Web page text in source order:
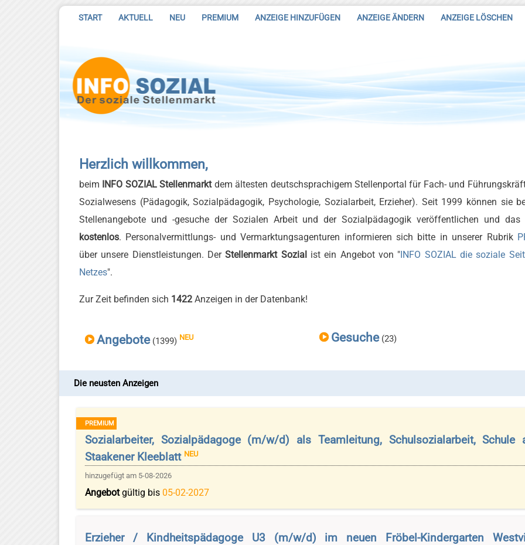
START AKTUELL NEU PREMIUM ANZEIGE HINZUFÜGEN ANZEIGE ÄNDERN ANZEIGE LÖSCHEN
Herzlich willkommen,
beim INFO SOZIAL Stellenmarkt dem ältesten deutschsprachigem Stellenportal für Fach- und
Sozialwesens (Pädagogik, Sozialpädagogik, Psychologie, Sozialarbeit, Erzieher). Seit 1999 können sie
Stellenangebote und -gesuche der Sozialen Arbeit und der Sozialpädagogik veröffentlichen und das
kostenlos. Personalvermittlungs- und Vermarktungsagenturen informieren sich bitte in unserer Rubrik
über unsere Dienstleistungen. DerStellenmarkt Sozial ist ein Angebot von "INFO SOZIAL die soziale
Netzes".
Zur Zeit befinden sich 1422 Anzeigen in der Datenbank!
Angebote (1399) NEU Gesuche (23)
Die neusten Anzeigen
PREMIUM
Sozialarbeiter, Sozialpädagoge (m/w/d) als Teamleitung, Schulsozialarbeit, Schule
Staakener Kleeblatt NEU
hinzugefügt am 5-08-2026
Angebotgültig bis 05-02-2027
Erzieher / Kindheitspädagoge U3 (m/w/d) im neuen Fröbel-Kindergarten